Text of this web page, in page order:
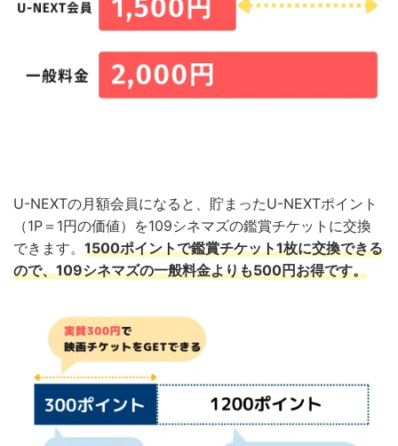
U-NEXTの月額会員になると、貯まったU-NEXTポイント
（1P＝1円の価値）を109シネマズの鑑賞チケットに交換
できます。 1500ポイントで鑑賞チケット1枚に交換できる
ので、109シネマズの一般料金よりも500円お得です。